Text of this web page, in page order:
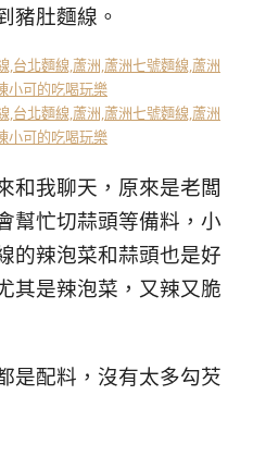
豬肚麵線。
和我聊天，原來是老闆
幫忙切蒜頭等備料，小
的辣泡菜和蒜頭也是好
其是辣泡菜，又辣又脆
是配料，沒有太多勾芡